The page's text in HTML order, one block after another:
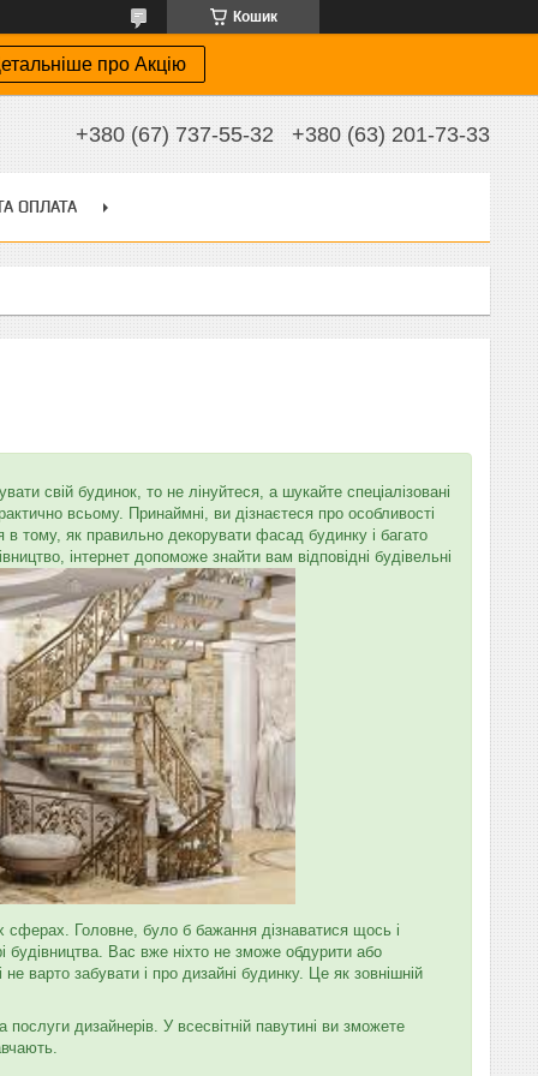
Кошик
про Акцію
+380 (67) 737-55-32 +380 (63) 201-73-33
ОПЛАТА
свій будинок, то не лінуйтеся, а шукайте спеціалізовані
всьому. Принаймні, ви дізнаєтеся про особливості
в тому, як правильно декорувати фасад будинку і багато
інтернет допоможе знайти вам відповідні будівельні
сферах. Головне, було б бажання дізнаватися щось і
будівництва. Вас вже ніхто не зможе обдурити або
варто забувати і про дизайні будинку. Це як зовнішній
дизайнерів. У всесвітній павутині ви зможете